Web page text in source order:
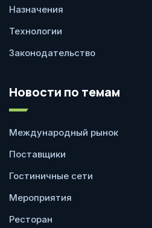
Назначения
Технологии
Законодательство
Новости по темам
Международный рынок
Поставщики
Гостиничные сети
Мероприятия
Ресторан